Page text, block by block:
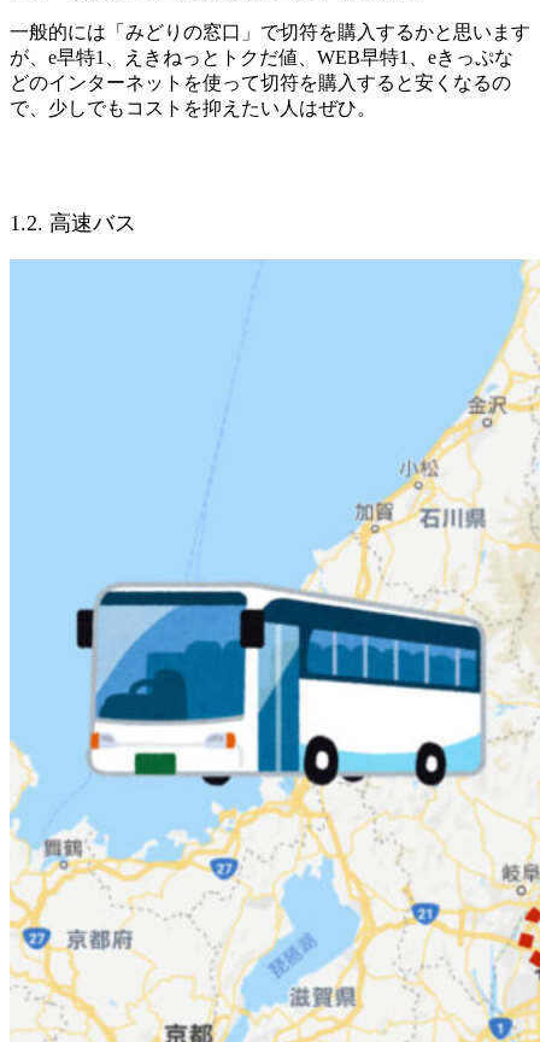
一般的には「みどりの窓口」で切符を購入するかと思います
が、e早特1、えきねっとトクだ値、WEB早特1、eきっぷな
どのインターネットを使って切符を購入すると安くなるの
で、少しでもコストを抑えたい人はぜひ。
1.2. 高速バス